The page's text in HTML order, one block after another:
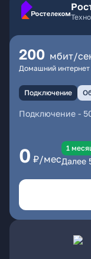
200 мбит/
Домашний интернет
Подключение
Подключение -
0 ₽/мес
1
Далее